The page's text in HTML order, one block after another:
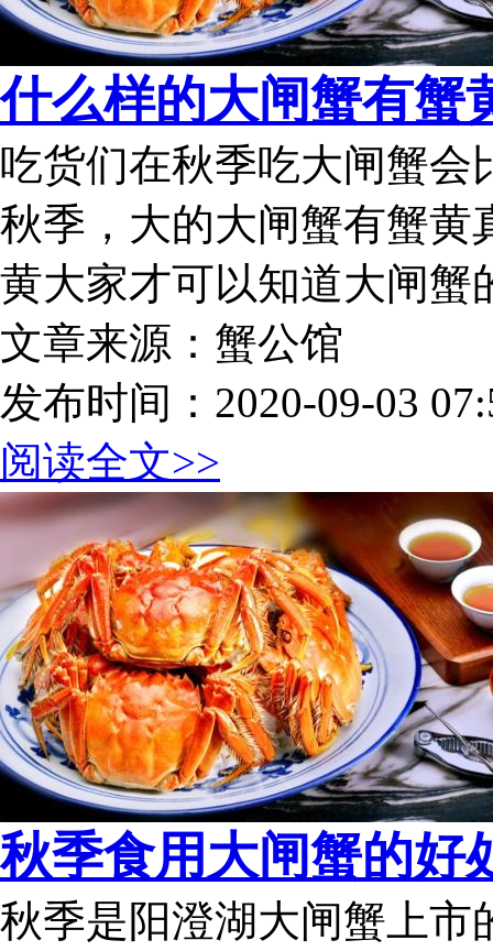
什么样的大闸蟹有蟹
吃货们在秋季吃大闸蟹会
秋季，大的大闸蟹有蟹黄
黄大家才可以知道大闸
文章来源：蟹公馆
发布时间：2020-09-03
阅读全文>>
秋季食用大闸蟹的好
秋季是阳澄湖大闸蟹上市